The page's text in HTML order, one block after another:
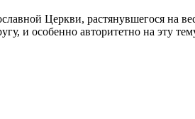
Церкви, растянувшегося на
и особенно авторитетно на эту